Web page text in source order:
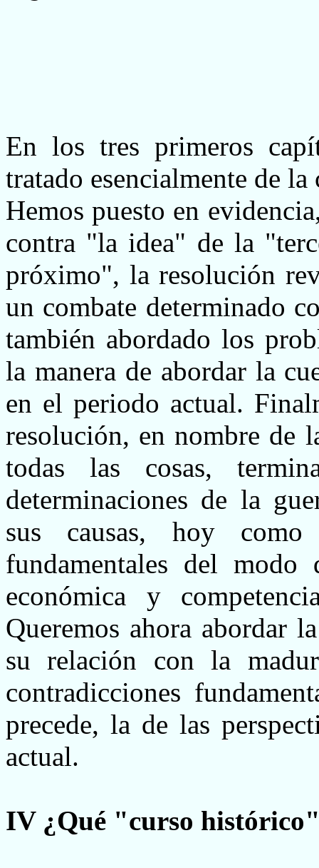
En los tres primeros
tratado esencialmente de
Hemos puesto en
contra "la idea" de la
próximo", la resolución
un combate determinado
también abordado los
la manera de abordar la
en el periodo actual.
resolución, en nombre de
todas las cosas,
determinaciones de la
sus causas, hoy
fundamentales del modo
económica y
Queremos ahora abordar
su relación con la
contradicciones
precede, la de las
actual.
IV ¿Qué "curso